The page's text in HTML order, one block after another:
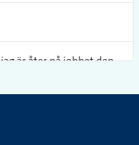
är åter på jobbet den